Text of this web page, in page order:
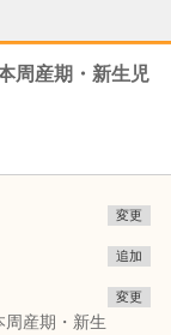
周産期・新生児
変更
追加
周産期・新生
変更